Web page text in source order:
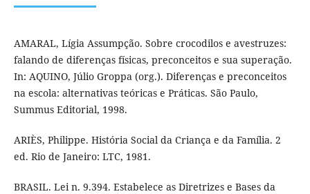
AMARAL, Lígia Assumpção. Sobre crocodilos e avestruzes:
falando de diferenças físicas, preconceitos e sua superação.
In: AQUINO, Júlio Groppa (org.). Diferenças e preconceitos
na escola: alternativas teóricas e Práticas. São Paulo,
Summus Editorial, 1998.
ARIÈS, Philippe. História Social da Criança e da Família. 2
ed. Rio de Janeiro: LTC, 1981.
BRASIL. Lei n. 9.394. Estabelece as Diretrizes e Bases da